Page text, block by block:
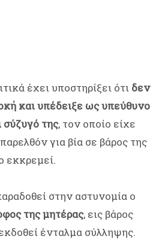
έχει υποστηρίξει ότι δεν
και υπέδειξε ως υπεύθυνο
σύζυγό της, τον οποίο είχε
για βία σε βάρος της
εκκρεμεί.
στην αστυνομία ο
της μητέρας, εις βάρος
ένταλμα σύλληψης.